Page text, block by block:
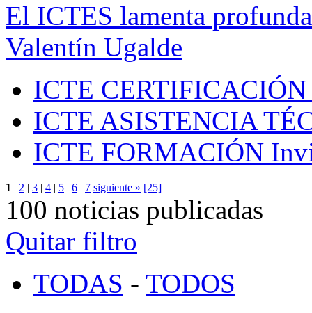
El ICTES lamenta
Valentín Ugalde
ICTE CERTIFICACIÓN
ICTE ASISTENCIA
ICTE FORMACIÓN
1 | 2 | 3 | 4 | 5 | 6 | 7 siguiente » [25]
100 noticias publicadas
Quitar filtro
TODAS - TODOS